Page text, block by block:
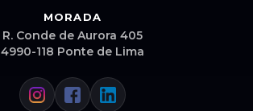
MORADA
R. Conde de Aurora 405
4990-118 Ponte de Lima